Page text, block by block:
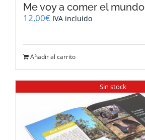
Me voy a comer el mundo
12,00€ IVA incluido
Añadir al carrito
Sin stock